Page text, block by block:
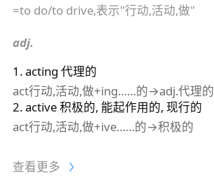
=to do/to drive,表示"行动,活动,做"
adj.
1 .acting 代理的
act行动,活动,做+ing……的→adj.代理的
2.active积极的, 能起作用的, 现行的
act行动,活动,做+ive……的→积极的
查看更多